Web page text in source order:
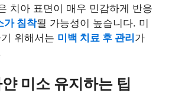
치아 표면이 매우 민감하게 반응
가 침착될 가능성이 높습니다. 미
위해서는 미백 치료 후 관리가
미소 유지하는 팁